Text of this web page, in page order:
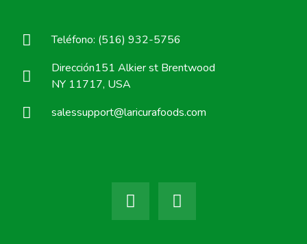
Teléfono: (516) 932-5756
Dirección151 Alkier st Brentwood
NY 11717, USA
salessupport@laricurafoods.com